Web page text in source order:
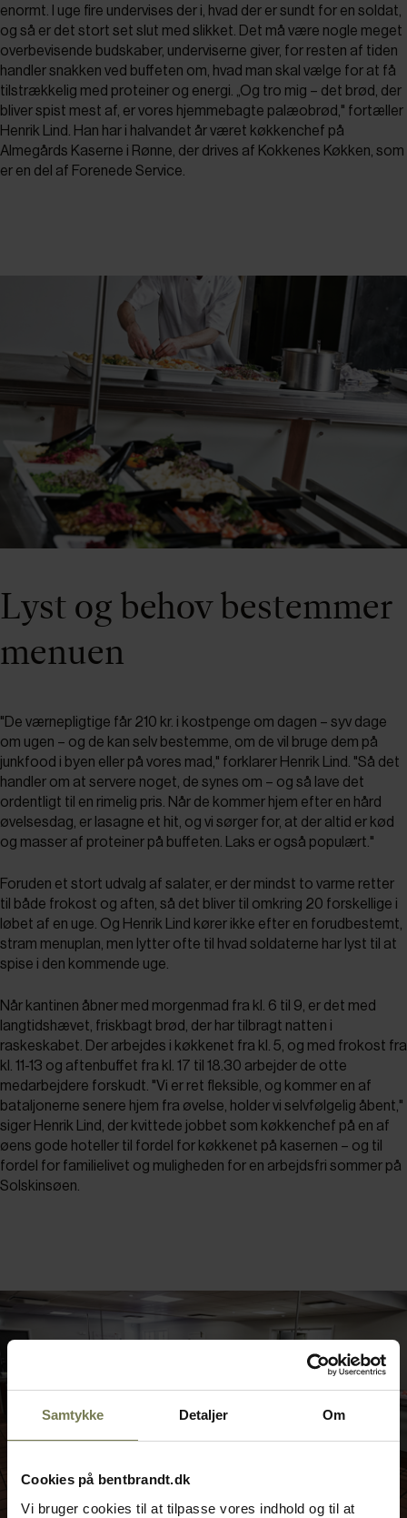
Samtykke Detaljer Om
Cookies på bentbrandt.dk
Vi bruger cookies til at tilpasse vores indhold og til at
enormt. I uge fire undervises der i, hvad der er sundt for en soldat,
og så er det stort set slut med slikket. Det må være nogle meget
overbevisende budskaber, underviserne giver, for resten af tiden
handler snakken ved buffeten om, hvad man skal vælge for at få
tilstrækkelig med proteiner og energi. „Og tro mig – det brød, der
bliver spist mest af, er vores hjemmebagte palæobrød," fortæller
Henrik Lind. Han har i halvandet år været køkkenchef på
Almegårds Kaserne i Rønne, der drives af Kokkenes Køkken, som
er en del af Forenede Service.
Lyst og behov bestemmer
menuen
"De værnepligtige får 210 kr. i kostpenge om dagen – syv dage
om ugen – og de kan selv bestemme, om de vil bruge dem på
junkfood i byen eller på vores mad," forklarer Henrik Lind. "Så det
handler om at servere noget, de synes om – og så lave det
ordentligt til en rimelig pris. Når de kommer hjem efter en hård
øvelsesdag, er lasagne et hit, og vi sørger for, at der altid er kød
og masser af proteiner på buffeten. Laks er også populært."
Foruden et stort udvalg af salater, er der mindst to varme retter
til både frokost og aften, så det bliver til omkring 20 forskellige i
løbet af en uge. Og Henrik Lind kører ikke efter en forudbestemt,
stram menuplan, men lytter ofte til hvad soldaterne har lyst til at
spise i den kommende uge.
Når kantinen åbner med morgenmad fra kl. 6 til 9, er det med
langtidshævet, friskbagt brød, der har tilbragt natten i
raskeskabet. Der arbejdes i køkkenet fra kl. 5, og med frokost fra
kl. 11-13 og aftenbuffet fra kl. 17 til 18.30 arbejder de otte
medarbejdere forskudt. "Vi er ret fleksible, og kommer en af
bataljonerne senere hjem fra øvelse, holder vi selvfølgelig åbent,"
siger Henrik Lind, der kvittede jobbet som køkkenchef på en af
øens gode hoteller til fordel for køkkenet på kasernen – og til
fordel for familielivet og muligheden for en arbejdsfri sommer på
Solskinsøen.